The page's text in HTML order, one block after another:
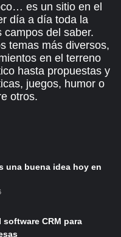
es un sitio en el
día a día toda la
campos del saber.
temas más diversos,
en el terreno
hasta propuestas y
juegos, humor o
otros.
una buena idea hoy en
CRM para